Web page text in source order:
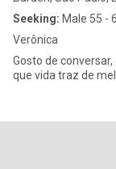
Seeking: Male 55 -
Verônica
Gosto de
que vida traz de